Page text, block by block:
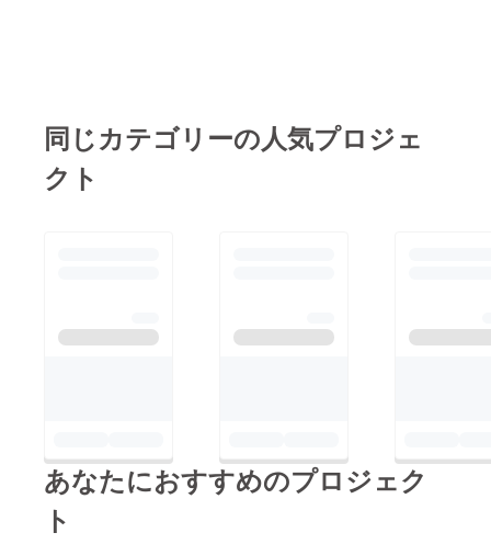
しく、それはそれは嬉
ザインした花札が自分
と、それが一番の夢な
のだと実感していま
す🙇‍♂️
同じカテゴリーの人気プロジェ
クト
あなたにおすすめのプロジェク
ト